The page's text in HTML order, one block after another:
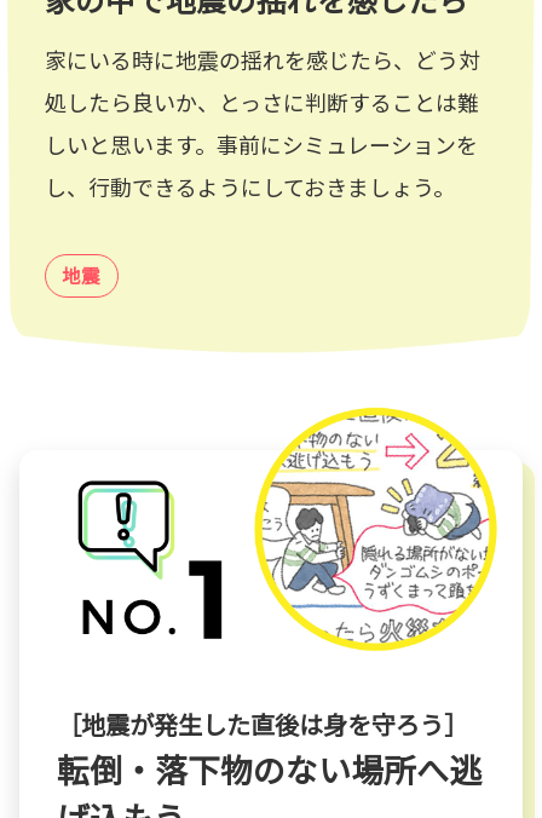
家にいる時に地震の揺れを感じたら、どう対
処したら良いか、とっさに判断することは難
しいと思います。事前にシミュレーションを
し、行動できるようにしておきましょう。
地震
［地震が発生した直後は身を守ろう］
転倒・落下物のない場所へ逃